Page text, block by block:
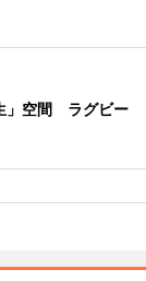
」空間 ラグビー